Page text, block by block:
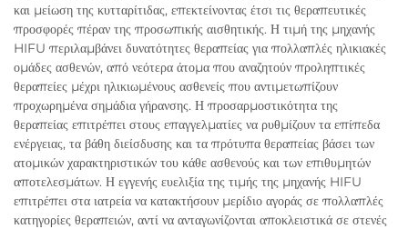
και μείωση της κυτταρίτιδας, επεκτείνοντας έτσι τις θεραπευτικές
προσφορές πέραν της προσωπικής αισθητικής. Η τιμή της μηχανής
HIFU περιλαμβάνει δυνατότητες θεραπείας για πολλαπλές ηλικιακές
ομάδες ασθενών, από νεότερα άτομα που αναζητούν προληπτικές
θεραπείες μέχρι ηλικιωμένους ασθενείς που αντιμετωπίζουν
προχωρημένα σημάδια γήρανσης. Η προσαρμοστικότητα της
θεραπείας επιτρέπει στους επαγγελματίες να ρυθμίζουν τα επίπεδα
ενέργειας, τα βάθη διείσδυσης και τα πρότυπα θεραπείας βάσει των
ατομικών χαρακτηριστικών του κάθε ασθενούς και των επιθυμητών
αποτελεσμάτων. Η εγγενής ευελιξία της τιμής της μηχανής HIFU
επιτρέπει στα ιατρεία να κατακτήσουν μερίδιο αγοράς σε πολλαπλές
κατηγορίες θεραπειών, αντί να ανταγωνίζονται αποκλειστικά σε στενές